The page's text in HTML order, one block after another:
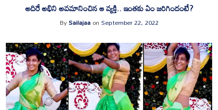
అదిరే అభిని అవమానించిన ఆ వ్యక్తి.. ఇంతకు ఏం జరిగిందంటే?
BySailajaaonSeptember 22, 2022